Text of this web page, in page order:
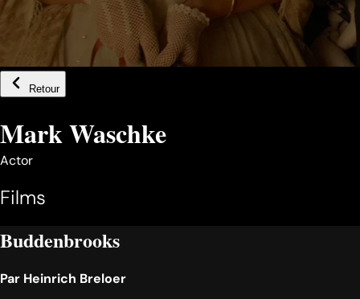
Retour
Mark Waschke
Actor
Films
Buddenbrooks
Par Heinrich Breloer